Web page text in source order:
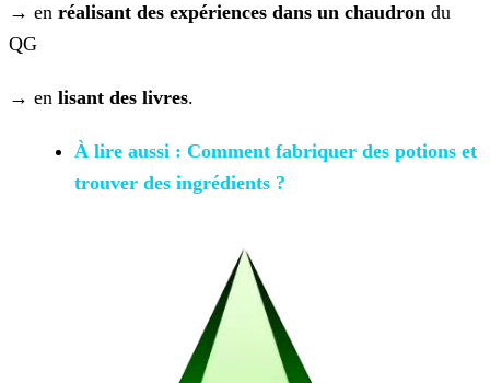
→ en réalisant des expériences dans un chaudron du
QG
→ en lisant des livres.
À lire aussi : Comment fabriquer des potions et
trouver des ingrédients ?